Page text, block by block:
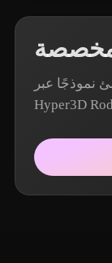
مخصصة
نموذجًا عبر